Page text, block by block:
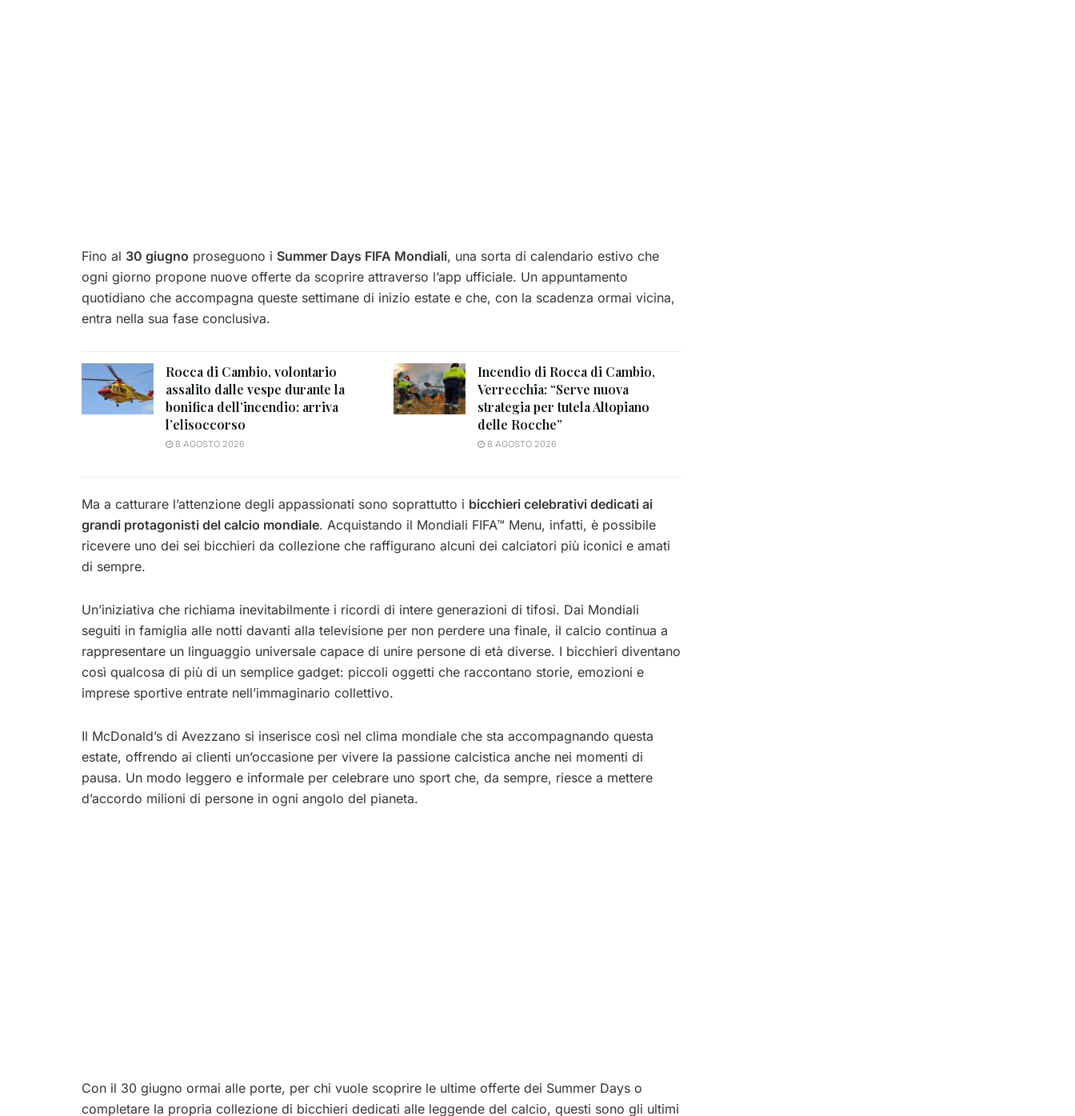
Fino al 30 giugno proseguono i Summer Days FIFA Mondiali, una sorta di calendario estivo che
ogni giorno propone nuove offerte da scoprire attraverso l’app ufficiale. Un appuntamento
quotidiano che accompagna queste settimane di inizio estate e che, con la scadenza ormai vicina,
entra nella sua fase conclusiva.
Rocca di Cambio, volontario
assalito dalle vespe durante la
bonifica dell’incendio: arriva
l’elisoccorso
8 AGOSTO 2026
Incendio di Rocca di Cambio,
Verrecchia: “Serve nuova
strategia per tutela Altopiano
delle Rocche”
8 AGOSTO 2026
Ma a catturare l’attenzione degli appassionati sono soprattutto i bicchieri celebrativi dedicati ai
grandi protagonisti del calcio mondiale. Acquistando il Mondiali FIFA™ Menu, infatti, è possibile
ricevere uno dei sei bicchieri da collezione che raffigurano alcuni dei calciatori più iconici e amati
di sempre.
Un’iniziativa che richiama inevitabilmente i ricordi di intere generazioni di tifosi. Dai Mondiali
seguiti in famiglia alle notti davanti alla televisione per non perdere una finale, il calcio continua a
rappresentare un linguaggio universale capace di unire persone di età diverse. I bicchieri diventano
così qualcosa di più di un semplice gadget: piccoli oggetti che raccontano storie, emozioni e
imprese sportive entrate nell’immaginario collettivo.
Il McDonald’s di Avezzano si inserisce così nel clima mondiale che sta accompagnando questa
estate, offrendo ai clienti un’occasione per vivere la passione calcistica anche nei momenti di
pausa. Un modo leggero e informale per celebrare uno sport che, da sempre, riesce a mettere
d’accordo milioni di persone in ogni angolo del pianeta.
Con il 30 giugno ormai alle porte, per chi vuole scoprire le ultime offerte dei Summer Days o
completare la propria collezione di bicchieri dedicati alle leggende del calcio, questi sono gli ultimi